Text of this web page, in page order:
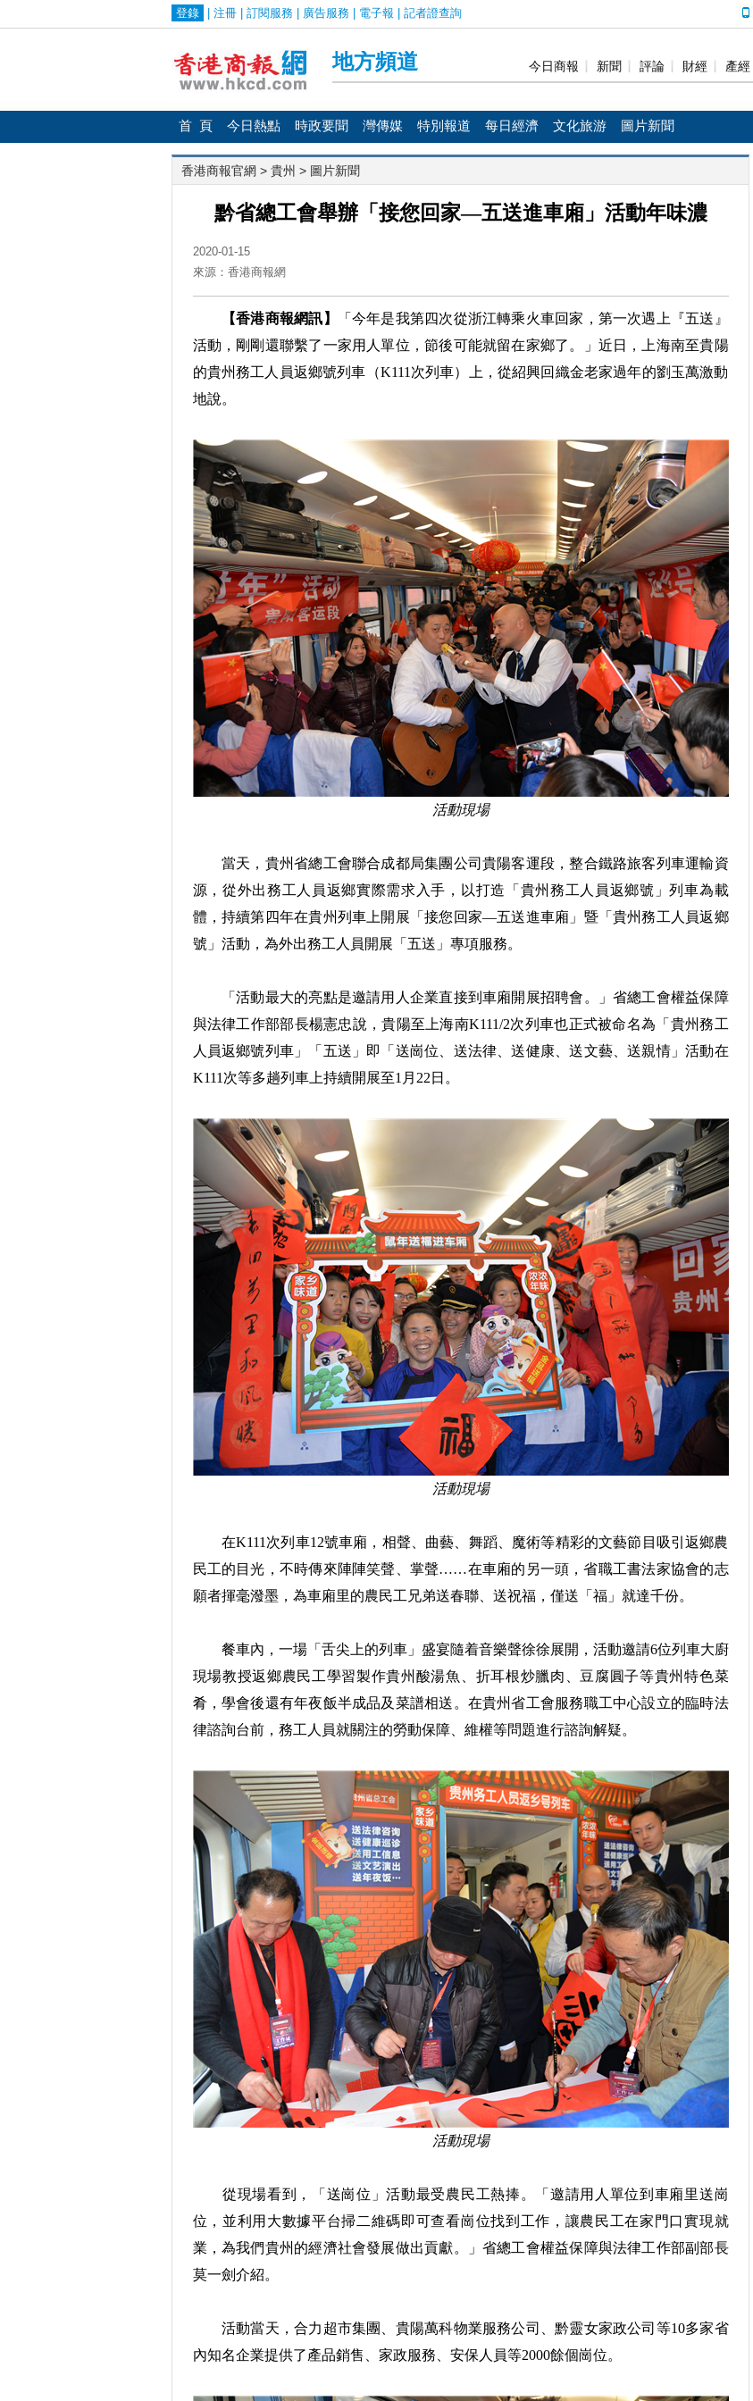
首 頁 今日熱點 時政要聞 灣傳媒 特別報道 每日經濟 文化旅游 圖片新聞
香港商報官網 > 貴州 > 圖片新聞
黔省總工會舉辦「接您回家—五送進車廂」活動年味濃
2020-01-15
來源：香港商報網
【香港商報網訊】
「今年是我第四次從浙江轉乘火車回家，第一次遇上『五送』
活動，剛剛還聯繫了一家用人單位，節後可能就留在家鄉了。」近日，上海南至貴陽
的貴州務工人員返鄉號列車（K111次列車）上，從紹興回織金老家過年的劉玉萬激動
地說。
活動現場
當天，貴州省總工會聯合成都局集團公司貴陽客運段，整合鐵路旅客列車運輸資
源，從外出務工人員返鄉實際需求入手，以打造「貴州務工人員返鄉號」列車為載
體，持續第四年在貴州列車上開展「接您回家—五送進車廂」暨「貴州務工人員返鄉
號」活動，為外出務工人員開展「五送」專項服務。
「活動最大的亮點是邀請用人企業直接到車廂開展招聘會。」省總工會權益保障
與法律工作部部長楊憲忠說，貴陽至上海南K111/2次列車也正式被命名為「貴州務工
人員返鄉號列車」「五送」即「送崗位、送法律、送健康、送文藝、送親情」活動在
K111次等多趟列車上持續開展至1月22日。
活動現場
在K111次列車12號車廂，相聲、曲藝、舞蹈、魔術等精彩的文藝節目吸引返鄉農
民工的目光，不時傳來陣陣笑聲、掌聲……在車廂的另一頭，省職工書法家協會的志
願者揮毫潑墨，為車廂里的農民工兄弟送春聯、送祝福，僅送「福」就達千份。
餐車內，一場「舌尖上的列車」盛宴隨着音樂聲徐徐展開，活動邀請6位列車大廚
現場教授返鄉農民工學習製作貴州酸湯魚、折耳根炒臘肉、豆腐圓子等貴州特色菜
肴，學會後還有年夜飯半成品及菜譜相送。在貴州省工會服務職工中心設立的臨時法
律諮詢台前，務工人員就關注的勞動保障、維權等問題進行諮詢解疑。
活動現場
從現場看到，「送崗位」活動最受農民工熱捧。「邀請用人單位到車廂里送崗
位，並利用大數據平台掃二維碼即可查看崗位找到工作，讓農民工在家門口實現就
業，為我們貴州的經濟社會發展做出貢獻。」省總工會權益保障與法律工作部副部長
莫一劍介紹。
活動當天，合力超市集團、貴陽萬科物業服務公司、黔靈女家政公司等10多家省
內知名企業提供了產品銷售、家政服務、安保人員等2000餘個崗位。